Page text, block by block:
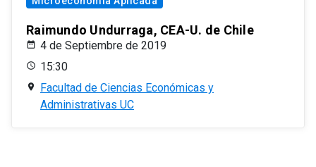
Raimundo Undurraga, CEA-U. de Chile
4 de Septiembre de 2019
15:30
Facultad de Ciencias Económicas y
Administrativas UC